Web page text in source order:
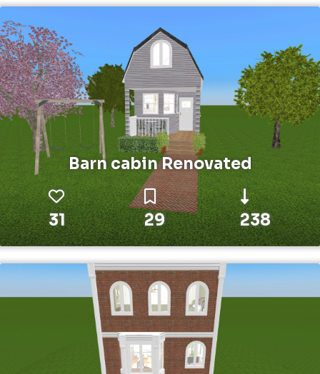
Barn cabin Renovated
31 29 238